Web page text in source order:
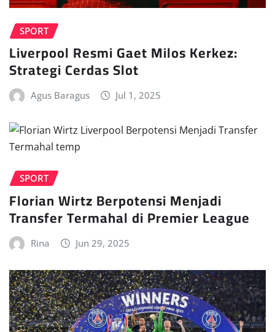
SPORT
Liverpool Resmi Gaet Milos Kerkez:
Strategi Cerdas Slot
Agus Baragus Jul 1, 2025
SPORT
Florian Wirtz Berpotensi Menjadi
Transfer Termahal di Premier League
Rina Jun 29, 2025